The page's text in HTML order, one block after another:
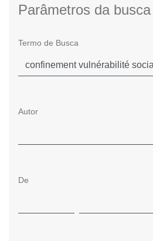
Parâmetros da busca
Termo de Busca
Autor
De